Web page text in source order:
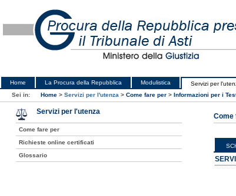
Home La Procura della Repubblica Modulistica Servizi per
Sei in:
Home > Servizi per l'utenza > Come fare per > Informazioni per i
Come
Servizi per l'utenza
Come fare per
Richieste online certificati
Glossario